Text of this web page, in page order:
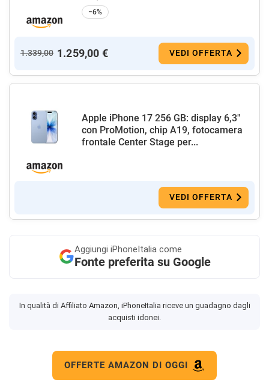
−6%
1.339,00 1.259,00 € VEDI OFFERTA
Apple iPhone 17 256 GB: display 6,3"
con ProMotion, chip A19, fotocamera
frontale Center Stage per...
VEDI OFFERTA
Aggiungi iPhoneItalia come
Fonte preferita su Google
In qualità di Affiliato Amazon, iPhoneItalia riceve un guadagno dagli
acquisti idonei.
OFFERTE AMAZON DI OGGI